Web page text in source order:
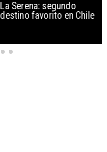
La Serena: segundo
destino favorito en Chile